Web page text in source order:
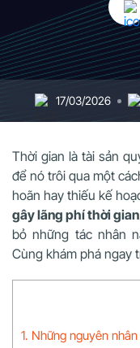
17/03/2026
Thời gian là tài sản
để nó trôi qua một
hoãn hay thiếu kế
gây lãng phí thời gian
bỏ những tác nhân
Cùng khám phá ngay
1. Những nguyên